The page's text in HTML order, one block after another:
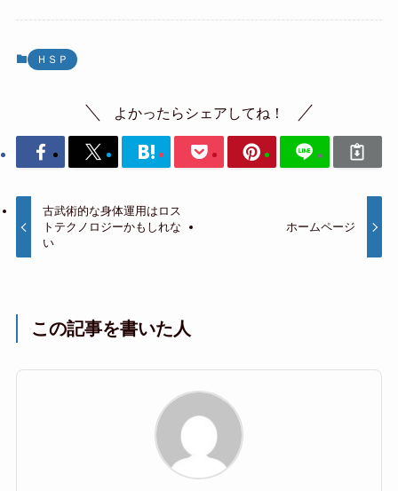
ＨＳＰ
よかったらシェアしてね！
古武術的な身体運用はロス
トテクノロジーかもしれな
い
ホームページ
この記事を書いた人